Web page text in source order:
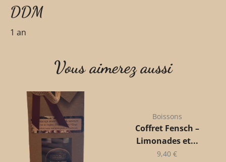
DDM
1 an
Vous aimerez aussi
Boissons
Coffret Fensch –
Limonades et...
9,40 €